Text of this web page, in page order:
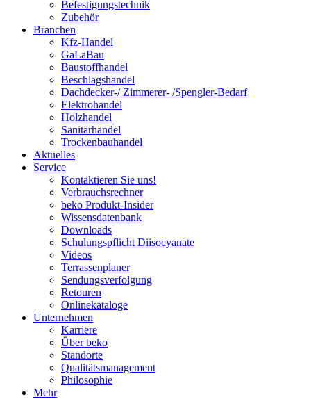
Befestigungstechnik
Zubehör
Branchen
Kfz-Handel
GaLaBau
Baustoffhandel
Beschlagshandel
Dachdecker-/ Zimmerer- /Spengler-Bedarf
Elektrohandel
Holzhandel
Sanitärhandel
Trockenbauhandel
Aktuelles
Service
Kontaktieren Sie uns!
Verbrauchsrechner
beko Produkt-Insider
Wissensdatenbank
Downloads
Schulungspflicht Diisocyanate
Videos
Terrassenplaner
Sendungsverfolgung
Retouren
Onlinekataloge
Unternehmen
Karriere
Über beko
Standorte
Qualitätsmanagement
Philosophie
Mehr